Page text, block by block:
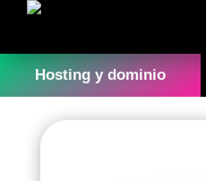
Hosting y dominio